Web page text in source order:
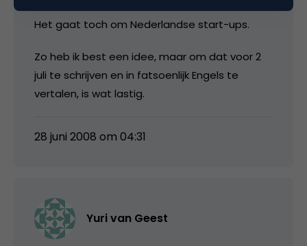
Het gaat toch om Nederlandse start-ups.
Zo heb ik best een idee, maar om dat voor 2
juli te schrijven en in fatsoenlijk Engels te
vertalen, is wat lastig.
28 juni 2008 om 04:31
Yuri van Geest